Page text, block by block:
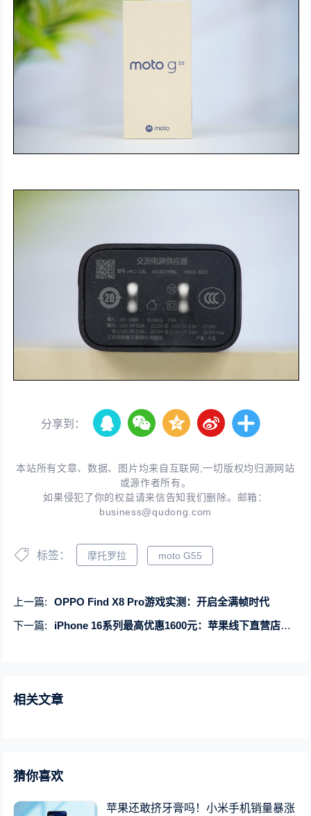
分享到：
本站所有文章、数据、图片均来自互联网,一切版权均归源网站
或源作者所有。
如果侵犯了你的权益请来信告知我们删除。邮箱：
business@qudong.com
标签： 摩托罗拉 moto G55
上一篇:
OPPO Find X8 Pro游戏实测：开启全满帧时代
下一篇:
iPhone 16系列最高优惠1600元：苹果线下直营店不参与活动
相关文章
猜你喜欢
苹果还敢挤牙膏吗！小米手机销量暴涨